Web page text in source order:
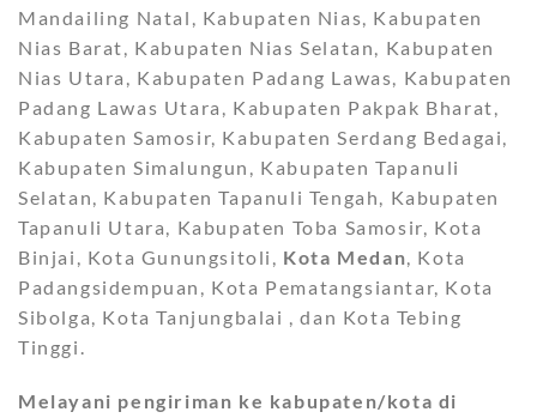
Mandailing Natal, Kabupaten Nias, Kabupaten
Nias Barat, Kabupaten Nias Selatan, Kabupaten
Nias Utara, Kabupaten Padang Lawas, Kabupaten
Padang Lawas Utara, Kabupaten Pakpak Bharat,
Kabupaten Samosir, Kabupaten Serdang Bedagai,
Kabupaten Simalungun, Kabupaten Tapanuli
Selatan, Kabupaten Tapanuli Tengah, Kabupaten
Tapanuli Utara, Kabupaten Toba Samosir, Kota
Binjai, Kota Gunungsitoli, Kota Medan , Kota
Padangsidempuan, Kota Pematangsiantar, Kota
Sibolga, Kota Tanjungbalai , dan Kota Tebing
Tinggi.
Melayani pengiriman ke kabupaten/kota di